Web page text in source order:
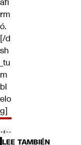
rm
ó.
[/d
sh
_tu
m
bl
elo
g]
LEE TAMBIÉN